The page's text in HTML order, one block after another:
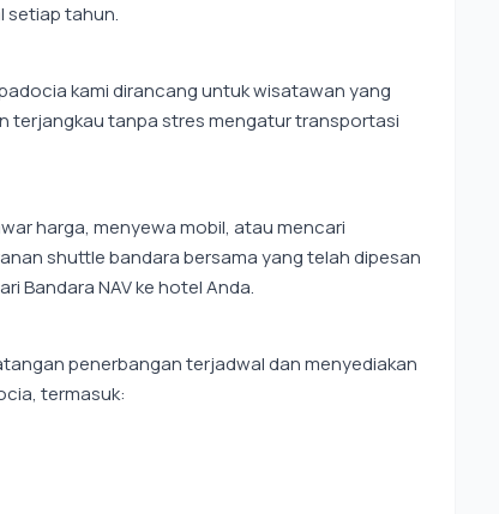
setiap tahun.
kami dirancang untuk wisatawan yang
terjangkau tanpa stres mengatur transportasi
harga, menyewa mobil, atau mencari
shuttle bandara bersama yang telah dipesan
Bandara NAV ke hotel Anda.
penerbangan terjadwal dan menyediakan
termasuk: